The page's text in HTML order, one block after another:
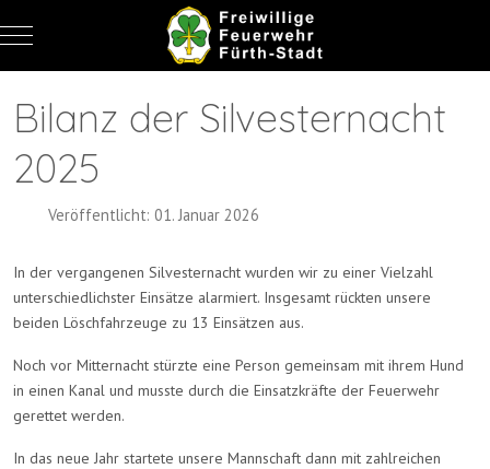
Mobile Menu Toggle
Bilanz der Silvesternacht
2025
Veröffentlicht: 01. Januar 2026
In der vergangenen Silvesternacht wurden wir zu einer Vielzahl
unterschiedlichster Einsätze alarmiert. Insgesamt rückten unsere
beiden Löschfahrzeuge zu 13 Einsätzen aus.
Noch vor Mitternacht stürzte eine Person gemeinsam mit ihrem Hund
in einen Kanal und musste durch die Einsatzkräfte der Feuerwehr
gerettet werden.
In das neue Jahr startete unsere Mannschaft dann mit zahlreichen